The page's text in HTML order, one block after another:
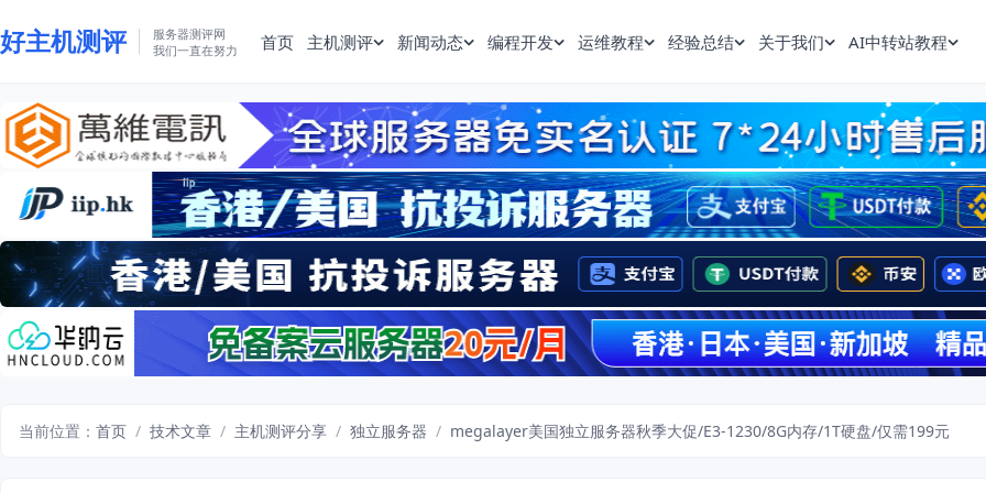
好主机测评
服务器测评网
我们一直在努力
首页 主机测评 新闻动态 编程开发 运维教程 经验总结 关于我们 AI中转站教程
当前位置： 首页 / 技术文章 / 主机测评分享 / 独立服务器 / megalayer美国独立服务器秋季大促/E3-1230/8G内存/1T硬盘/仅需199元